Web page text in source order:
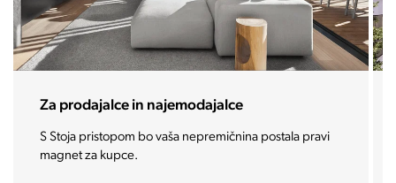
Za prodajalce in najemodajalce
S Stoja pristopom bo vaša nepremičnina postala pravi
magnet za kupce.